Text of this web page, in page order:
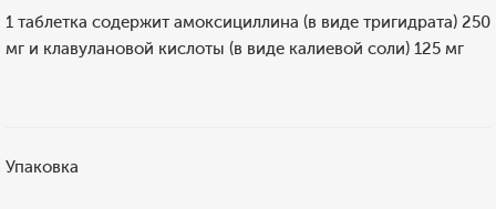
1 таблетка содержит амоксициллина (в виде тригидрата) 250
мг и клавулановой кислоты (в виде калиевой соли) 125 мг
Упаковка